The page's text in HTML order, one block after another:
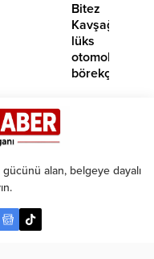
Bitez
Kavşağı’nda
lüks
otomobil
börekçiye
alan, belgeye dayalı